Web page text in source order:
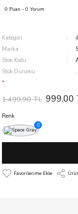
0 Puan - 0 Yorum
Kategori
Marka
Stok Kodu
Stok Durumu
.
*.
1.499,90 TL 999,00
Renk